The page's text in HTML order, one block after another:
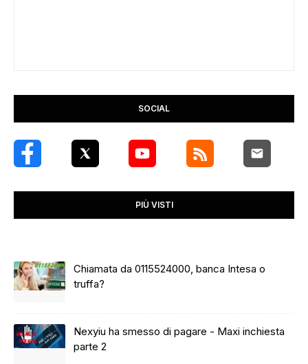
SOCIAL
PIÙ VISTI
Chiamata da 0115524000, banca Intesa o
truffa?
Nexyiu ha smesso di pagare - Maxi inchiesta
parte 2